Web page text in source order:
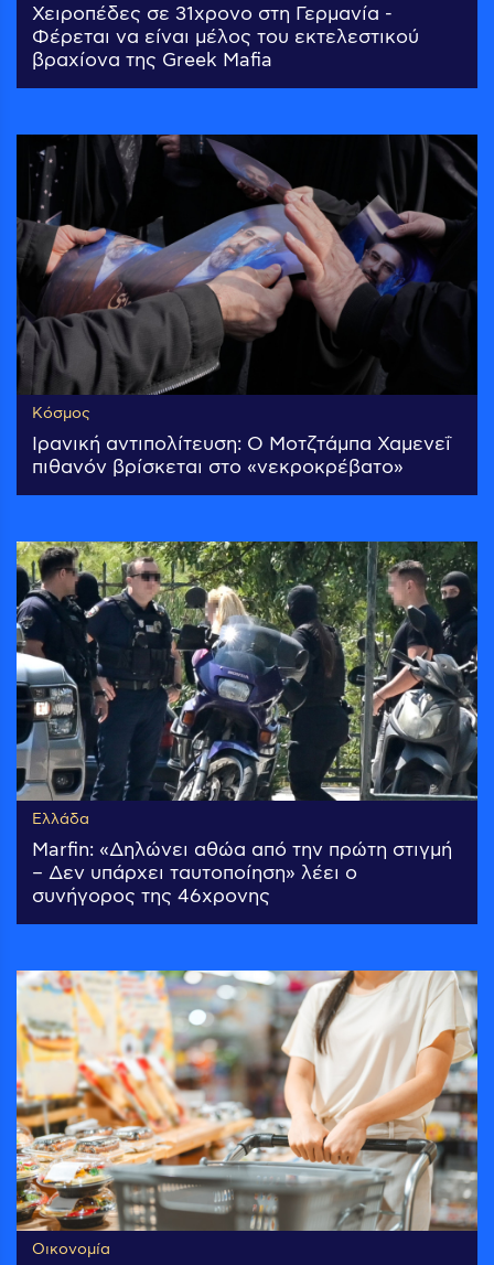
Χειροπέδες σε 31χρονο στη Γερμανία -
Φέρεται να είναι μέλος του εκτελεστικού
βραχίονα της Greek Mafia
Κόσμος
Ιρανική αντιπολίτευση: Ο Μοτζτάμπα Χαμενεΐ
πιθανόν βρίσκεται στο «νεκροκρέβατο»
Ελλάδα
Marfin: «Δηλώνει αθώα από την πρώτη στιγμή
– Δεν υπάρχει ταυτοποίηση» λέει ο
συνήγορος της 46χρονης
Οικονομία